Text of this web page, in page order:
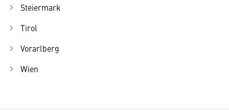
Steiermark
Tirol
Vorarlberg
Wien